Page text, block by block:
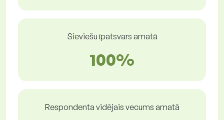
Sieviešu īpatsvars amatā
100%
Respondenta vidējais vecums amatā